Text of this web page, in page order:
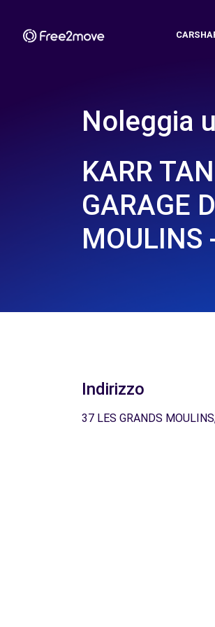
Noleggia
KARR
GARAGE
MOULINS
Indirizzo
37 LES GRANDS